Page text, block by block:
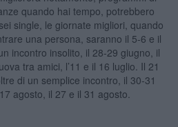
quando hai tempo, potrebbero
single, le giornate migliori, quando
una persona, saranno il 5-6 e il
incontro insolito, il 28-29 giugno, il
tra amici, l’11 e il 16 luglio. Il 21
di un semplice incontro, il 30-31
agosto, il 27 e il 31 agosto.